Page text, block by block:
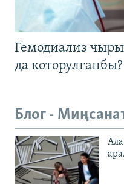
Гемодиализ
да которулганбы?
Блог -